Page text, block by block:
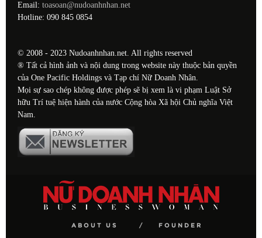
Email: toasoan@nudoanhnhan.net
Hotline: 090 845 0854
© 2008 - 2023 Nudoanhnhan.net. All rights reserved
® Tất cả hình ảnh và nội dung trong website này thuộc bản quyền
của One Pacific Holdings và Tạp chí Nữ Doanh Nhân.
Mọi sự sao chép không được phép sẽ bị xem là vi phạm Luật Sở
hữu Trí tuệ hiện hành của nước Cộng hòa Xã hội Chủ nghĩa Việt
Nam.
ABOUT US FOUNDER